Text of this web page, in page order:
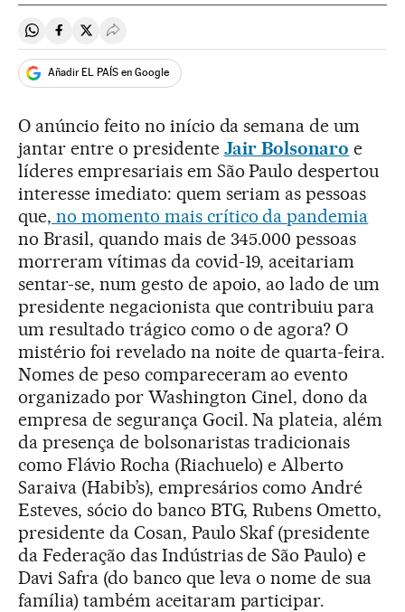
Compartir en Whatsapp
Compartir en Facebook
Compartir en Twitter
Desplegar Redes Sociales
Añadir EL PAÍS en Google
O anúncio feito no início da semana de um
jantar entre o presidente Jair Bolsonaro e
líderes empresariais em São Paulo despertou
interesse imediato: quem seriam as pessoas
que, no momento mais crítico da pandemia
no Brasil, quando mais de 345.000 pessoas
morreram vítimas da covid-19, aceitariam
sentar-se, num gesto de apoio, ao lado de um
presidente negacionista que contribuiu para
um resultado trágico como o de agora? O
mistério foi revelado na noite de quarta-feira.
Nomes de peso compareceram ao evento
organizado por Washington Cinel, dono da
empresa de segurança Gocil. Na plateia, além
da presença de bolsonaristas tradicionais
como Flávio Rocha (Riachuelo) e Alberto
Saraiva (Habib’s), empresários como André
Esteves, sócio do banco BTG, Rubens Ometto,
presidente da Cosan, Paulo Skaf (presidente
da Federação das Indústrias de São Paulo) e
Davi Safra (do banco que leva o nome de sua
família) também aceitaram participar.